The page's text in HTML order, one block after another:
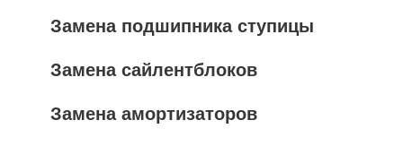
Замена подшипника ступицы
Замена сайлентблоков
Замена амортизаторов